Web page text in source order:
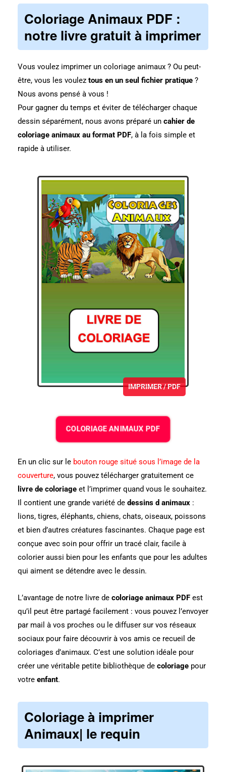
Coloriage Animaux PDF :
notre livre gratuit à imprimer
Vous voulez imprimer un coloriage animaux ? Ou peut-
être, vous les voulez tous en un seul fichier pratique ?
Nous avons pensé à vous !
Pour gagner du temps et éviter de télécharger chaque
dessin séparément, nous avons préparé un cahier de
coloriage animaux au format PDF, à la fois simple et
rapide à utiliser.
IMPRIMER / PDF
COLORIAGE ANIMAUX PDF
En un clic sur le bouton rouge situé sous l’image de la
couverture, vous pouvez télécharger gratuitement ce
livre de coloriage et l’imprimer quand vous le souhaitez.
Il contient une grande variété de dessins d animaux :
lions, tigres, éléphants, chiens, chats, oiseaux, poissons
et bien d’autres créatures fascinantes. Chaque page est
conçue avec soin pour offrir un tracé clair, facile à
colorier aussi bien pour les enfants que pour les adultes
qui aiment se détendre avec le dessin.
L’avantage de notre livre de coloriage animaux PDF est
qu’il peut être partagé facilement : vous pouvez l’envoyer
par mail à vos proches ou le diffuser sur vos réseaux
sociaux pour faire découvrir à vos amis ce recueil de
coloriages d’animaux. C’est une solution idéale pour
créer une véritable petite bibliothèque de coloriage pour
votre enfant.
Coloriage à imprimer
Animaux| le requin